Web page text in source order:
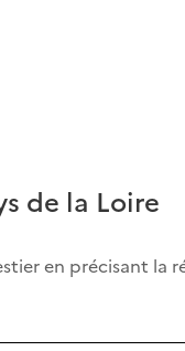
de la Loire
en précisant la